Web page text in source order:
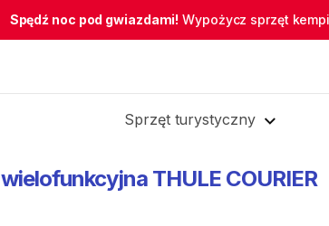
Spędź noc pod gwiazdami! Wypożycz sprzęt
Sprzęt turystyczny
wielofunkcyjna THULE COURIER